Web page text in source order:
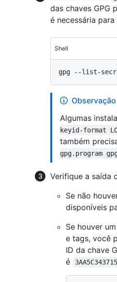
das chaves GPG
é necessária
Shell
Observação
Algumas
keyid-format
também
gpg.program
Verifique a saída
Se não
disponíveis
Se houver
e tags, você
ID da chave
é